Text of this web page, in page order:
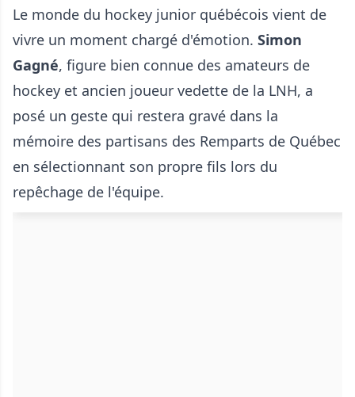
Le monde du hockey junior québécois vient de
vivre un moment chargé d'émotion. Simon
Gagné, figure bien connue des amateurs de
hockey et ancien joueur vedette de la LNH, a
posé un geste qui restera gravé dans la
mémoire des partisans des Remparts de Québec
en sélectionnant son propre fils lors du
repêchage de l'équipe.